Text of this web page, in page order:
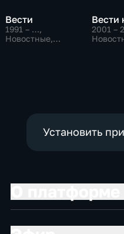
Вести
1991 – …,
Новостные,
Вести
2001 –
Установить